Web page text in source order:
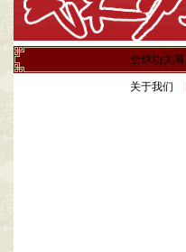
全球功夫
关于我们